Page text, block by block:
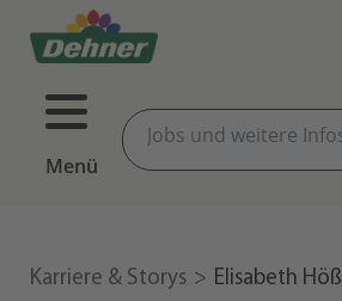
Menü
Karriere & Storys Elisabeth Höß